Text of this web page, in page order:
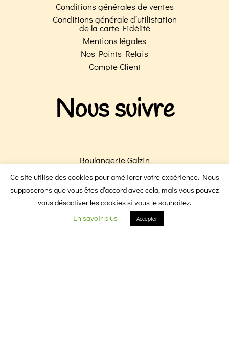
Conditions générales de ventes
Conditions générale d’utilistation
de la carte Fidélité
Mentions légales
Nos Points Relais
Compte Client
Nous suivre
Boulangerie Galzin
Boulangerie Victoire
F I
Ce site utilise des cookies pour améliorer votre expérience. Nous
supposerons que vous êtes d'accord avec cela, mais vous pouvez
vous désactiver les cookies si vous le souhaitez.
En savoir plus
Accepter